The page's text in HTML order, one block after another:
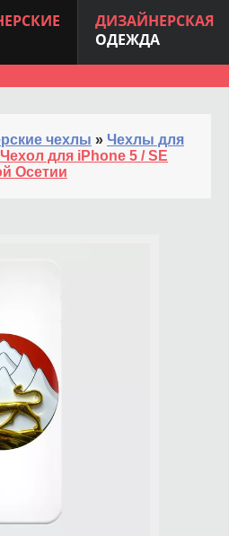
ДИЗАЙНЕРСКАЯ
ОДЕЖДА
чехлы » Чехлы для
Чехол для iPhone 5 / SE
Осетии